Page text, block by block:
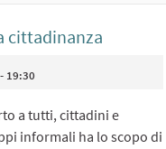
cittadinanza
19:30
a tutti, cittadini e
informali ha lo scopo di